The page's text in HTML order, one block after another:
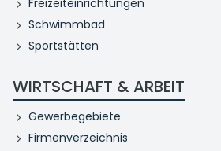
Freizeiteinrichtungen
Schwimmbad
Sportstätten
WIRTSCHAFT & ARBEIT
Gewerbegebiete
Firmenverzeichnis